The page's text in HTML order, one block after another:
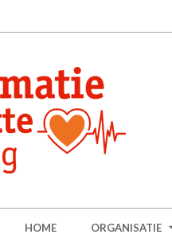
HOME ORGANISATIE